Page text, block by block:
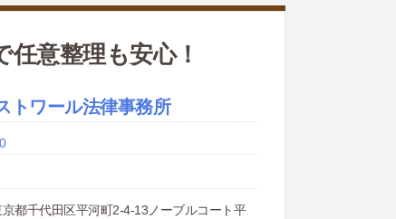
意整理も安心！
トワール法律事務所
都千代田区平河町2-4-13ノーブルコート平